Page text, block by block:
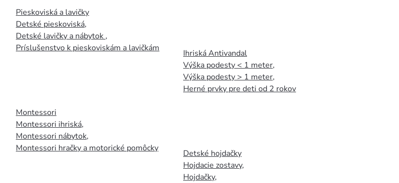
Pieskoviská a lavičky
Detské pieskoviská,
Detské lavičky a nábytok ,
Príslušenstvo k pieskoviskám a lavičkám
Montessori
Montessori ihriská,
Montessori nábytok,
Montessori hračky a motorické pomôcky
Ihriská Antivandal
Výška podesty < 1 meter,
Výška podesty > 1 meter,
Herné prvky pre deti od 2 rokov
Detské hojdačky
Hojdacie zostavy,
Hojdačky,